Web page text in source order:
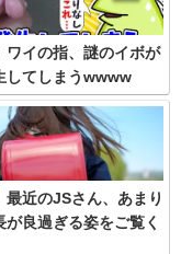
ワイの指、謎のイボが
してしまうwwww
最近のJSさん、あまり
が良過ぎる姿をご覧く